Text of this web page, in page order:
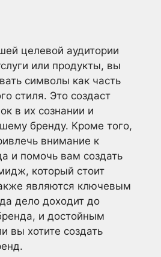
целевой аудитории
или продукты, вы
символы как часть
стиля. Это создаст
в их сознании и
бренду. Кроме того,
внимание к
и помочь вам создать
который стоит
являются ключевым
дело доходит до
и достойным
вы хотите создать